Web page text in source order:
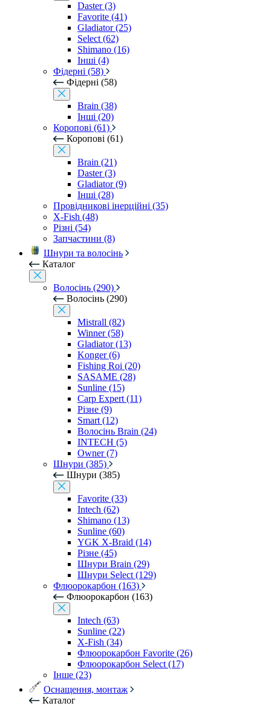
Daster (3)
Favorite (41)
Gladiator (25)
Select (62)
Shimano (16)
Інші (4)
Фідерні (58)
Фідерні (58)
Brain (38)
Інші (20)
Коропові (61)
Коропові (61)
Brain (21)
Daster (3)
Gladiator (9)
Інші (28)
Провідникові інерційні (35)
X-Fish (48)
Різні (54)
Запчастини (8)
Шнури та волосінь
Каталог
Волосінь (290)
Волосінь (290)
Mistrall (82)
Winner (58)
Gladiator (13)
Konger (6)
Fishing Roi (20)
SASAME (28)
Sunline (15)
Carp Expert (11)
Різне (9)
Smart (12)
Волосінь Brain (24)
INTECH (5)
Owner (7)
Шнури (385)
Шнури (385)
Favorite (33)
Intech (62)
Shimano (13)
Sunline (60)
YGK X-Braid (14)
Різне (45)
Шнури Brain (29)
Шнури Select (129)
Флюорокарбон (163)
Флюорокарбон (163)
Intech (63)
Sunline (22)
X-Fish (34)
Флюорокарбон Favorite (26)
Флюорокарбон Select (17)
Інше (23)
Оснащення, монтаж
Каталог